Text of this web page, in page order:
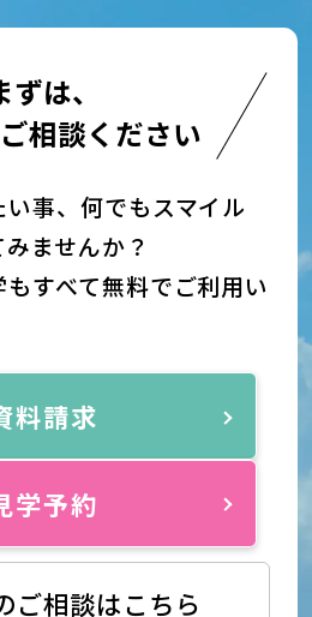
ずは、
相談ください
事、何でもスマイル
ませんか？
すべて無料でご利用い
料請求
学予約
ご相談はこちら